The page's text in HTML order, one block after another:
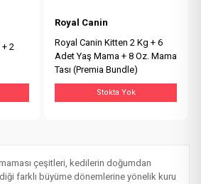
2
Royal Canin
Royal Canin Kitten 2 Kg + 6
Adet Yaş Mama + 8 Oz. Mama
Tası (Premia Bundle)
Stokta Yok
çeşitleri, kedilerin doğumdan
farklı büyüme dönemlerine yönelik kuru